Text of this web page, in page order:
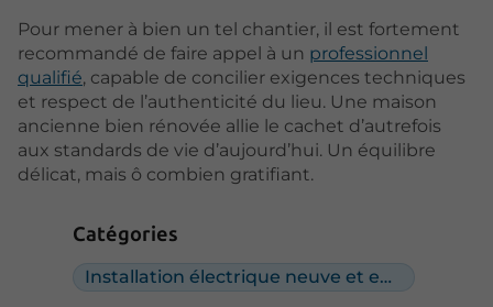
Catégories
Installation électrique neuve et en rénovation
Pour mener à bien un tel chantier, il est fortement
recommandé de faire appel à un professionnel
qualifié, capable de concilier exigences techniques
et respect de l’authenticité du lieu. Une maison
ancienne bien rénovée allie le cachet d’autrefois
aux standards de vie d’aujourd’hui. Un équilibre
délicat, mais ô combien gratifiant.